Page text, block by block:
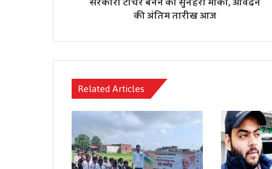
की अंतिम तारीख आज
Related Articles